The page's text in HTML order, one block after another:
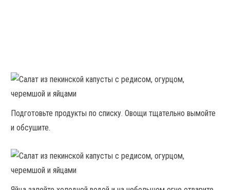
Подготовьте продукты по списку. Овощи тщательно вымойте
и обсушите.